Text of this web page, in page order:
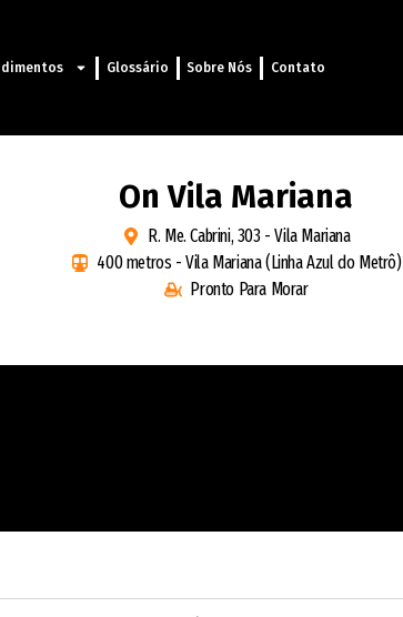
Glossário Sobre Nós Contato
On Vila Mariana
R. Me. Cabrini, 303 - Vila Mariana
400 metros - Vila Mariana (Linha Azul do Metrô)
Pronto Para Morar